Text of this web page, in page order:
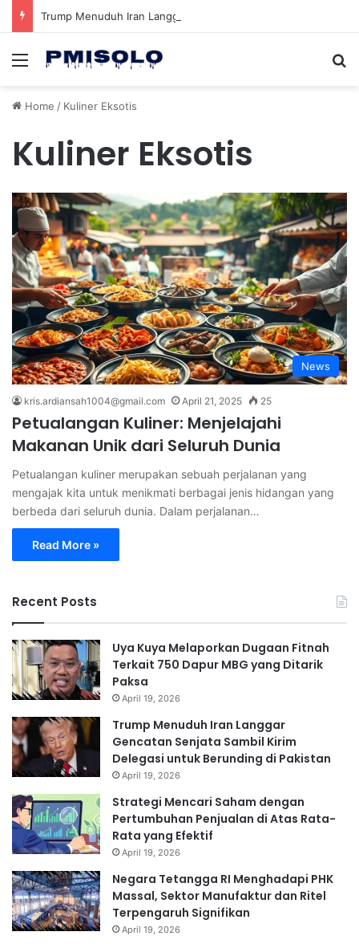
Menu
Home / Kuliner Eksotis
Kuliner Eksotis
News
kris.ardiansah1004@gmail.com April 21, 2025 25
Petualangan Kuliner: Menjelajahi
Makanan Unik dari Seluruh Dunia
Petualangan kuliner merupakan sebuah perjalanan yang
mengajak kita untuk menikmati berbagai jenis hidangan yang
berbeda dari seluruh dunia. Dalam perjalanan…
Read More »
Recent Posts
Uya Kuya Melaporkan Dugaan Fitnah
Terkait 750 Dapur MBG yang Ditarik
Paksa
April 19, 2026
Trump Menuduh Iran Langgar
Gencatan Senjata Sambil Kirim
Delegasi untuk Berunding di Pakistan
April 19, 2026
Strategi Mencari Saham dengan
Pertumbuhan Penjualan di Atas Rata-
Rata yang Efektif
April 19, 2026
Negara Tetangga RI Menghadapi PHK
Massal, Sektor Manufaktur dan Ritel
Terpengaruh Signifikan
April 19, 2026